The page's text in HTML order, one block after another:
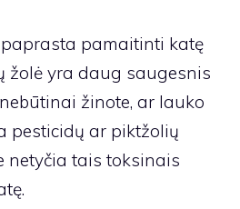
pamaitinti katę
žolė yra daug saugesnis
žinote, ar lauko
pesticidų ar piktžolių
netyčia tais toksinais